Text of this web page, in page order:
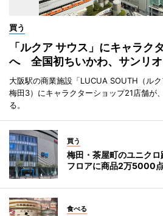
買う
「ルクア サウス」にキャラク
へ 全国初ちいかわ、サンリオ
大阪駅の商業施設「LUCUA SOUTH（ル
梅田3）にキャラクターショップ21店舗が
る。
買う
梅田・茶屋町のユニク
フロアに商品2万5000
食べる